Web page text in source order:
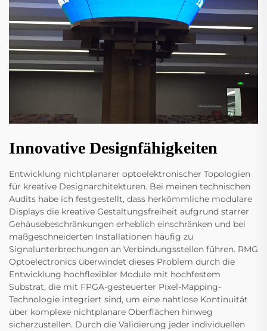
Innovative Designfähigkeiten
Entwicklung nichtplanarer optoelektronischer Topologien
für kreative Designarchitekturen. Bei meinen technischen
Audits habe ich festgestellt, dass herkömmliche modulare
Displays die kreative Gestaltungsfreiheit aufgrund starrer
Gehäusebeschränkungen erheblich einschränken und bei
maßgeschneiderten Installationen häufig zu
Signalunterbrechungen an Verbindungsstellen führen. RMG
Optoelectronics überwindet dieses Problem durch die
Entwicklung hochflexibler Module mit hochfestem
Substrat, die mit FPGA-gesteuerter Pixel-Mapping-
Technologie integriert sind, um eine nahtlose Kontinuität
über komplexe nichtplanare Oberflächen hinweg
sicherzustellen. Durch die Validierung jeder individuellen